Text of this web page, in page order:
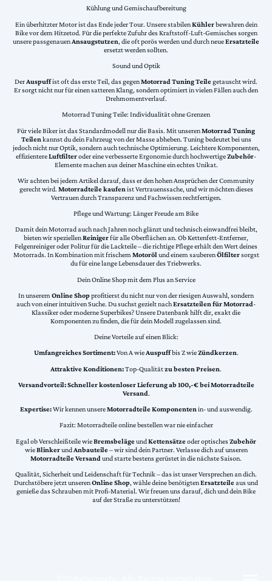
Kühlung und Gemischaufbereitung
Ein überhitzter Motor ist das Ende jeder Tour. Unsere stabilenKühlerbewahren dein
Bike vor dem Hitzetod. Für die perfekte Zufuhr des Kraftstoff-Luft-Gemisches sorgen
unsere passgenauenAnsaugstutzen, die oft porös werden und durch neueErsatzteile
ersetzt werden sollten.
Sound und Optik
DerAuspuffist oft das erste Teil, das gegenMotorrad Tuning Teilegetauscht wird.
Er sorgt nicht nur für einen satteren Klang, sondern optimiert in vielen Fällen auch den
Drehmomentverlauf.
Motorrad Tuning Teile: Individualität ohne Grenzen
Für viele Biker ist das Standardmodell nur die Basis. Mit unserenMotorrad Tuning
Teilen kannst du dein Fahrzeug von der Masse abheben. Tuning bedeutet bei uns
jedoch nicht nur Optik, sondern auch technische Optimierung. Leichtere Komponenten,
effizientereLuftfilteroder eine verbesserte Ergonomie durch hochwertigeZubehör-
Elemente machen aus deiner Maschine ein echtes Unikat.
Wir achten bei jedem Artikel darauf, dass er den hohen Ansprüchen der Community
gerecht wird. Motorradteile kaufen ist Vertrauenssache, und wir möchten dieses
Vertrauen durch Transparenz und Fachwissen rechtfertigen.
Pflege und Wartung: Länger Freude am Bike
Damit dein Motorrad auch nach Jahren noch glänzt und technisch einwandfrei bleibt,
bieten wir speziellenReinigerfür alle Oberflächen an. Ob Kettenfett-Entferner,
Felgenreiniger oder Politur für die Lackteile – die richtige Pflege erhält den Wert deines
Motorrads. In Kombination mit frischemMotorölund einem sauberenÖlfiltersorgst
du für eine lange Lebensdauer des Triebwerks.
Dein Online Shop mit dem Plus an Service
In unserem Online Shopprofitierst du nicht nur von der riesigen Auswahl, sondern
auch von einer intuitiven Suche. Du suchst gezielt nachErsatzteilen für Motorrad-
Klassiker oder moderne Superbikes? Unsere Datenbank hilft dir, exakt die
Komponenten zu finden, die für dein Modell zugelassen sind.
Deine Vorteile auf einen Blick:
Umfangreiches Sortiment:Von A wieAuspuffbis Z wieZündkerzen.
Attraktive Konditionen:Top-Qualitätzu besten Preisen.
Versandvorteil:Schneller kostenloser Lieferung ab 100,-€ bei Motorradteile
Versand.
Expertise:Wir kennen unsereMotorradteile Komponentenin- und auswendig.
Fazit: Motorradteile online bestellen war nie einfacher
Egal ob Verschleißteile wieBremsbelägeundKettensätzeoder optischesZubehör
wieBlinkerundAnbauteile– wir sind dein Partner. Verlasse dich auf unseren
Motorradteile Versand und starte bestens gerüstet in die nächste Saison.
Qualität, Sicherheit und Leidenschaft für Technik – das ist unser Versprechen an dich.
Durchstöbere jetzt unserenOnline Shop, wähle deine benötigtenErsatzteileaus und
genieße das Schrauben mit Profi-Material. Wir freuen uns darauf, dich und dein Bike
auf der Straße zu unterstützen!